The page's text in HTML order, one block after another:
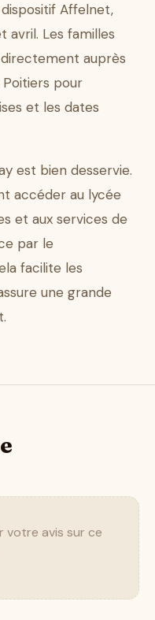
Affelnet,
avril. Les familles
auprès
Poitiers pour
et les dates
est bien desservie.
accéder au lycée
et aux services de
par le
facilite les
une grande
votre avis sur ce